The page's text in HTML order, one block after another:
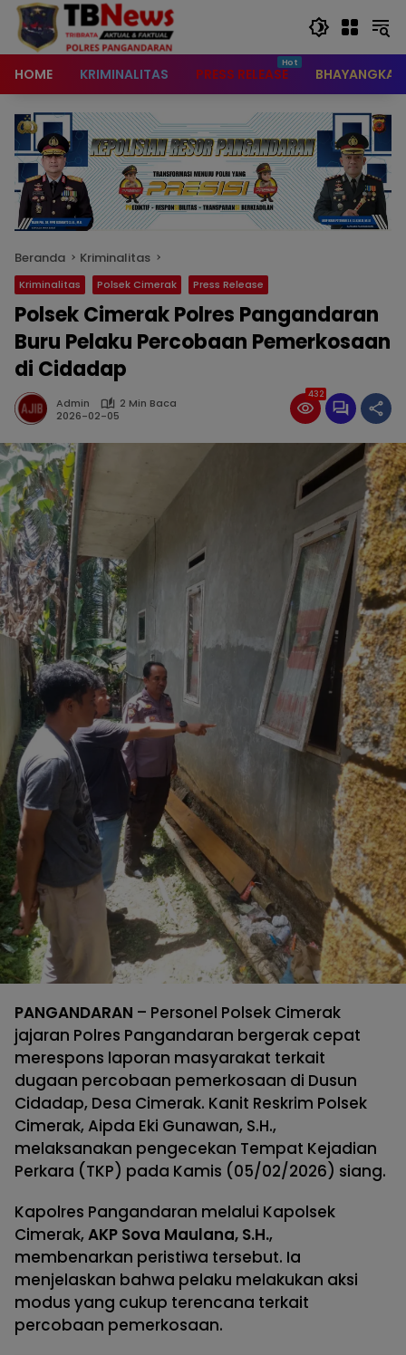
content
HOME KRIMINALITAS PRESS RELEASE BHAYANGKARI
Beranda Kriminalitas
Kriminalitas Polsek Cimerak Press Release
Polsek Cimerak Polres Pangandaran
Buru Pelaku Percobaan Pemerkosaan
di Cidadap
Admin
2 Min Baca
2026-02-05
432
PANGANDARAN – Personel Polsek Cimerak
jajaran Polres Pangandaran bergerak cepat
merespons laporan masyarakat terkait
dugaan percobaan pemerkosaan di Dusun
Cidadap, Desa Cimerak. Kanit Reskrim Polsek
Cimerak, Aipda Eki Gunawan, S.H.,
melaksanakan pengecekan Tempat Kejadian
Perkara (TKP) pada Kamis (05/02/2026) siang.
Kapolres Pangandaran melalui Kapolsek
Cimerak,AKP Sova Maulana, S.H.,
membenarkan peristiwa tersebut. Ia
menjelaskan bahwa pelaku melakukan aksi
modus yang cukup terencana terkait
percobaan pemerkosaan.